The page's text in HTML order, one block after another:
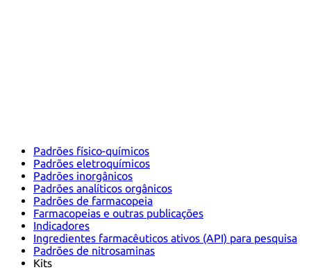
Padrões físico-químicos
Padrões eletroquímicos
Padrões inorgânicos
Padrões analíticos orgânicos
Padrões de farmacopeia
Farmacopeias e outras publicações
Indicadores
Ingredientes farmacêuticos ativos (API) para pesquisa
Padrões de nitrosaminas
Kits